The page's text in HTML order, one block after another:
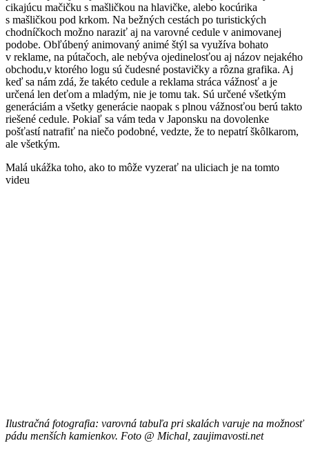
cikajúcu mačičku s mašličkou na hlavičke, alebo kocúrika
s mašličkou pod krkom. Na bežných cestách po turistických
chodníčkoch možno naraziť aj na varovné cedule v animovanej
podobe. Obľúbený animovaný animé štýl sa využíva bohato
v reklame, na pútačoch, ale nebýva ojedinelosťou aj názov nejakého
obchodu,v ktorého logu sú čudesné postavičky a rôzna grafika. Aj
keď sa nám zdá, že takéto cedule a reklama stráca vážnosť a je
určená len deťom a mladým, nie je tomu tak. Sú určené všetkým
generáciám a všetky generácie naopak s plnou vážnosťou berú takto
riešené cedule. Pokiaľ sa vám teda v Japonsku na dovolenke
pošťastí natrafiť na niečo podobné, vedzte, že to nepatrí škôlkarom,
ale všetkým.
Malá ukážka toho, ako to môže vyzerať na uliciach je na tomto
videu
Ilustračná fotografia: varovná tabuľa pri skalách varuje na možnosť
pádu menších kamienkov. Foto @ Michal, zaujimavosti.net